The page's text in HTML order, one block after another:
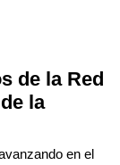
de la Red
la
en el